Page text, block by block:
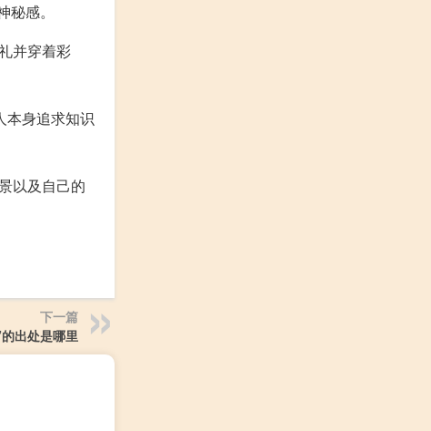
感。
并穿着彩
本身追求知识
以及自己的
下一篇
出处是哪里